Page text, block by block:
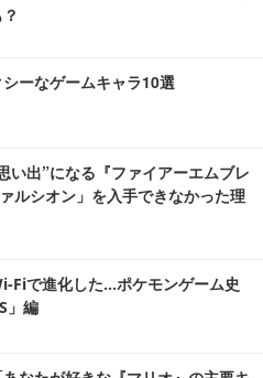
ーなゲームキャラ10選
い出”になる『ファイアーエムブレ
ルシオン」を入手できなかった理
Fiで進化した…ポケモンゲーム史
」編